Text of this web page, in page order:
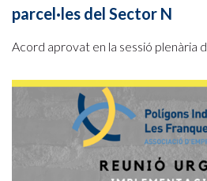
parcel·les del Sector N
Acord aprovat en la sessió plenària